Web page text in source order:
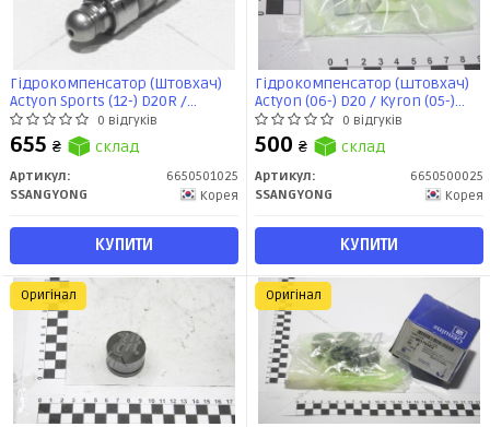
Гідрокомпенсатор (Штовхач)
Actyon Sports (12-) D20R /
Korando C (10-) D20F, D22F /
Rexton (06-) D27 / Rexton (12-)
D20R (6650501025) SsangYong
0 відгуків
655 ₴ склад
Артикул:
6650501025
SSANGYONG
Корея
КУПИТИ
Гідрокомпенсатор (штовхач)
Actyon (06-) D20 / Kyron (05-)
D20, D27 / Korando C (12) G20D /
Rexton (04-) D20, D27
(6650500025) SsangYong
0 відгуків
500 ₴ склад
Артикул:
6650500025
SSANGYONG
Корея
КУПИТИ
Оригінал Оригінал